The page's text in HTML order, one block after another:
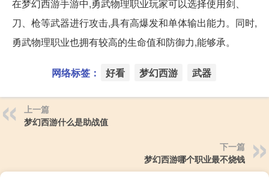
在梦幻西游手游中,勇武物理职业玩家可以选择使用剑、
刀、枪等武器进行攻击,具有高爆发和单体输出能力。同时,
勇武物理职业也拥有较高的生命值和防御力,能够承。
网络标签： 好看 梦幻西游 武器
上一篇
梦幻西游什么是助战值
下一篇
梦幻西游哪个职业最不烧钱